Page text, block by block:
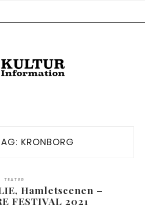
KRONBORG
TEATER
Hamletscenen –
FESTIVAL 2021